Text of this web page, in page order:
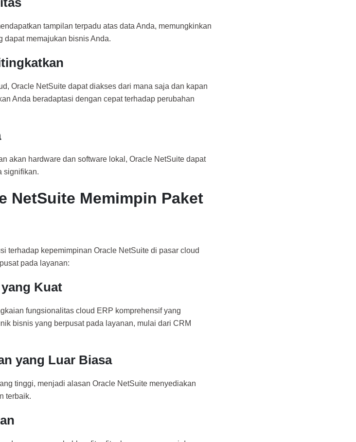
tampilan terpadu atas data Anda, memungkinkan
dapat memajukan bisnis Anda.
Oracle NetSuite dapat diakses dari mana saja dan kapan
Anda beradaptasi dengan cepat terhadap perubahan
akan hardware dan software lokal, Oracle NetSuite dapat
signifikan.
NetSuite Memimpin Paket
terhadap kepemimpinan Oracle NetSuite di pasar cloud
pada layanan:
Kuat
fungsionalitas cloud ERP komprehensif yang
bisnis yang berpusat pada layanan, mulai dari CRM
yang Luar Biasa
tinggi, menjadi alasan Oracle NetSuite menyediakan
terbaik.